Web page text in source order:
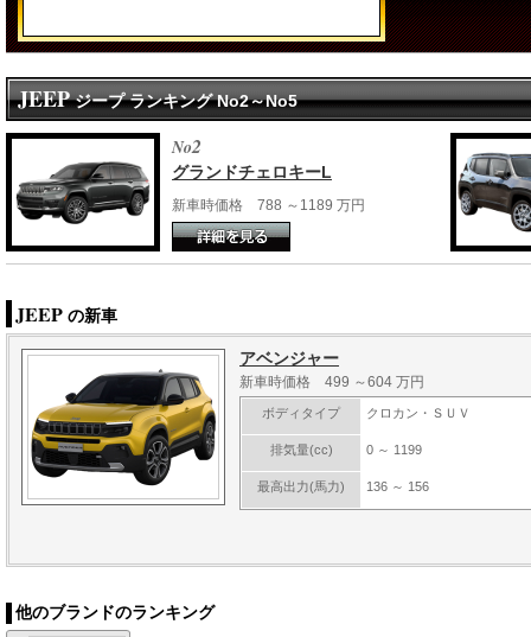
JEEPジープ ランキング No2～No5
No2
グランドチェロキーL
新車時価格 788 ～1189 万円
JEEP の新車
アベンジャー
新車時価格 499 ～604 万円
ボディタイプ クロカン・ＳＵＶ
排気量(cc) 0 ～ 1199
最高出力(馬力) 136 ～ 156
他のブランドのランキング